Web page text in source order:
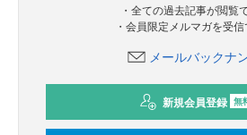
・全ての過去記事が閲覧
・会員限定メルマガを受
メールバックナ
新規会員登録 無